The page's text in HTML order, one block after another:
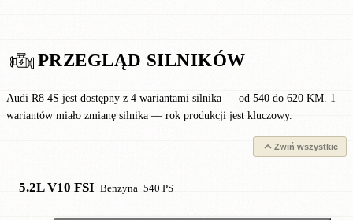
PRZEGLĄD SILNIKÓW
Audi R8 4S jest dostępny z 4 wariantami silnika — od 540 do 620 KM. 1
wariantów miało zmianę silnika — rok produkcji jest kluczowy.
Zwiń wszystkie
5.2L V10 FSI· Benzyna· 540 PS